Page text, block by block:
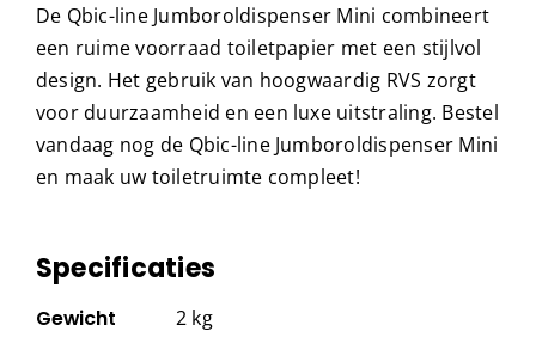
De Qbic-line Jumboroldispenser Mini combineert
een ruime voorraad toiletpapier met een stijlvol
design. Het gebruik van hoogwaardig RVS zorgt
voor duurzaamheid en een luxe uitstraling. Bestel
vandaag nog de Qbic-line Jumboroldispenser Mini
en maak uw toiletruimte compleet!
Specificaties
Gewicht 2 kg